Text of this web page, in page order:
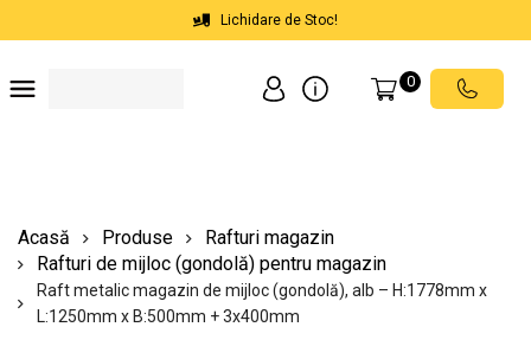
Lichidare de Stoc!
0
Acasă Produse
Rafturi magazin
Rafturi de mijloc (gondolă) pentru magazin
Raft metalic magazin de mijloc (gondolă), alb – H:1778mm x
L:1250mm x B:500mm + 3x400mm